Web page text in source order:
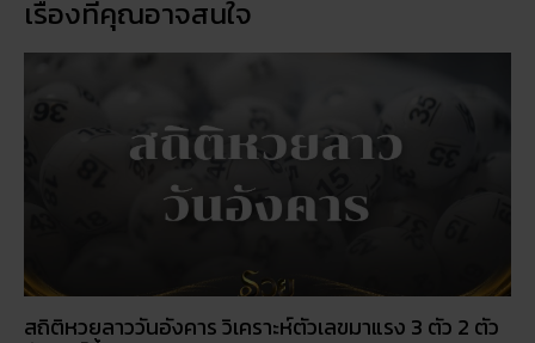
ฝันเห็นแมวน้ำ เปิดดวงชะตา การงาน การเงิน ความรัก
พร้อมโชคลาภ